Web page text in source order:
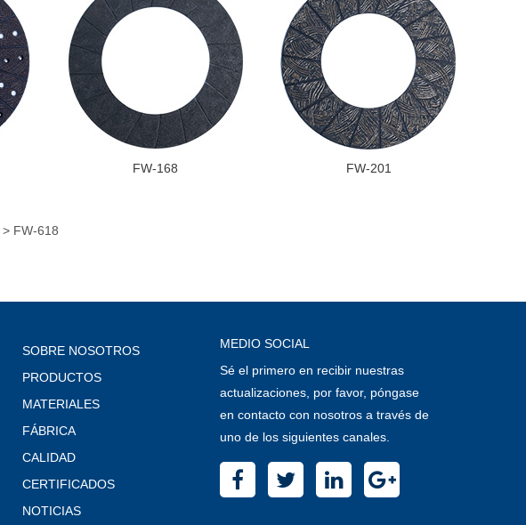
FW-168 FW-201
> FW-618
SOBRE NOSOTROS
PRODUCTOS
MATERIALES
FÁBRICA
CALIDAD
CERTIFICADOS
NOTICIAS
MEDIO SOCIAL
Sé el primero en recibir nuestras
actualizaciones, por favor, póngase
en contacto con nosotros a través de
uno de los siguientes canales.